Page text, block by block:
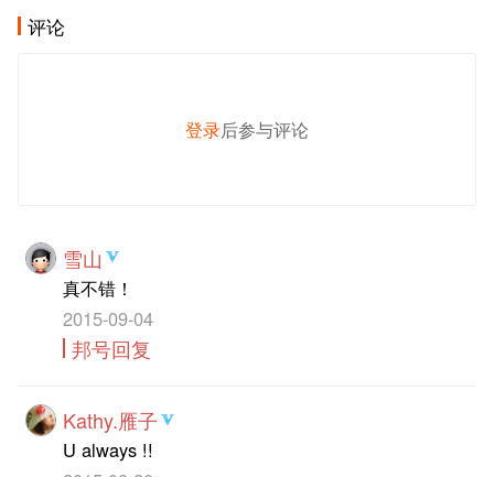
评论
登录后参与评论
雪山
真不错！
2015-09-04
邦号回复
Kathy.雁子
U always !!